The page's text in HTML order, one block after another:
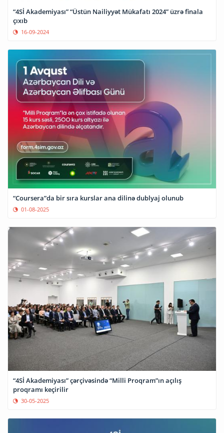
“4Sİ Akademiyası” “Üstün Nailiyyət Mükafatı 2024” üzrə finala
çıxıb
16-09-2024
“Coursera”da bir sıra kurslar ana dilinə dublyaj olunub
01-08-2025
“4Sİ Akademiyası” çərçivəsində “Milli Proqram”ın açılış
proqramı keçirilir
30-05-2025